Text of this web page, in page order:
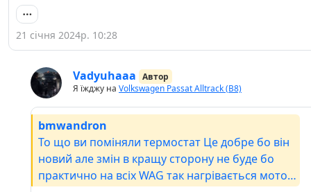
21 січня 2024р. 10:28
Vadyuhaaa Автор
Я їжджу на Volkswagen Passat Alltrack (B8)
bmwandron
То що ви поміняли термостат Це добре бо він
новий але змін в кращу сторону не буде бо
практично на всіх WAG так нагрівається мотор